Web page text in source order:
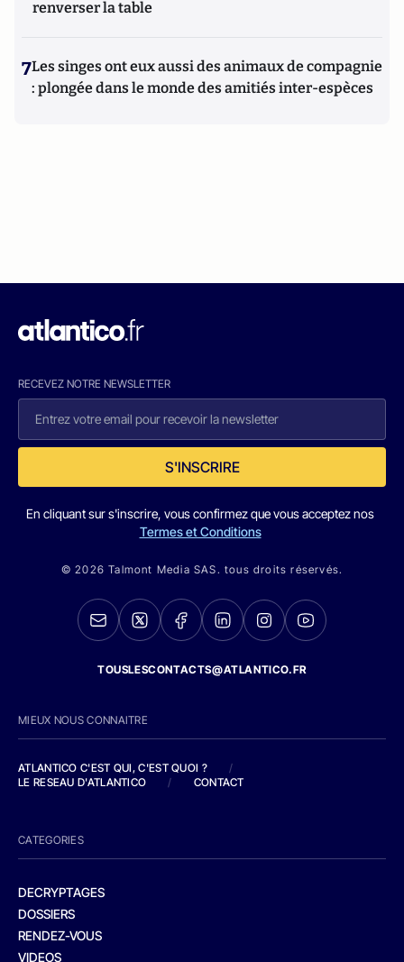
renverser la table
7Les singes ont eux aussi des animaux de compagnie
: plongée dans le monde des amitiés inter-espèces
RECEVEZ NOTRE NEWSLETTER
S'INSCRIRE
En cliquant sur s'inscrire, vous confirmez que vous acceptez nos
Termes et Conditions
© 2026 Talmont Media SAS. tous droits réservés.
TOUSLESCONTACTS@ATLANTICO.FR
MIEUX NOUS CONNAITRE
ATLANTICO C'EST QUI, C'EST QUOI ?
/
LE RESEAU D'ATLANTICO
/ CONTACT
CATEGORIES
DECRYPTAGES
DOSSIERS
RENDEZ-VOUS
VIDEOS